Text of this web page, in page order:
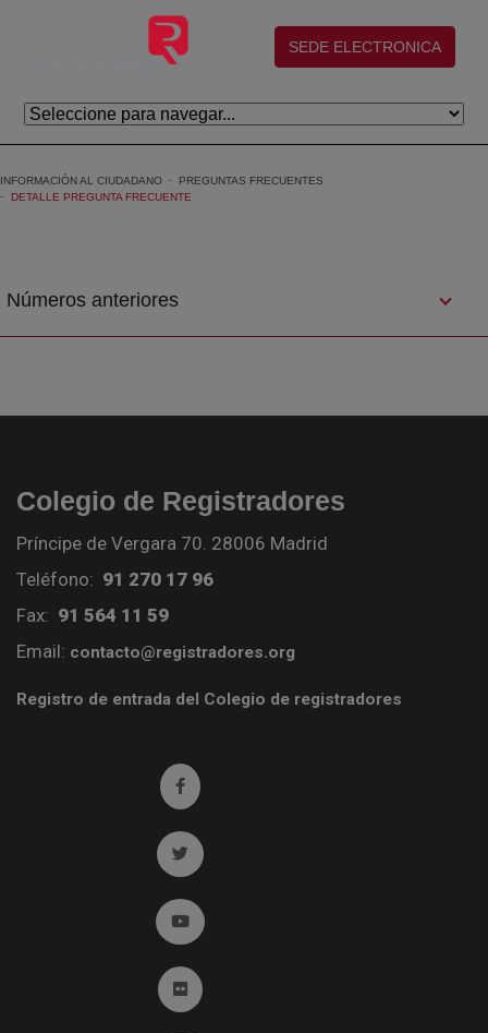
Saltar al contenido principal
(abre en nueva ventana)
SEDE ELECTRONICA
INFORMACIÓN AL CIUDADANO
PREGUNTAS FRECUENTES
DETALLE PREGUNTA FRECUENTE
Números anteriores
Colegio de Registradores
Príncipe de Vergara 70. 28006 Madrid
Teléfono: 91 270 17 96
Fax: 91 564 11 59
Email: contacto@registradores.org
Registro de entrada del Colegio de registradores
Ir a facebook (abre en ventana nueva)
Ir a twitter (abre en ventana nueva)
Ir a YouTube (abre en ventana nueva)
Ir a Flickr (abre en ventana nueva)